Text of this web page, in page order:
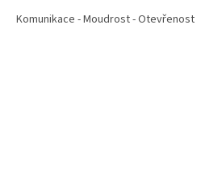
Komunikace - Moudrost - Otevřenost